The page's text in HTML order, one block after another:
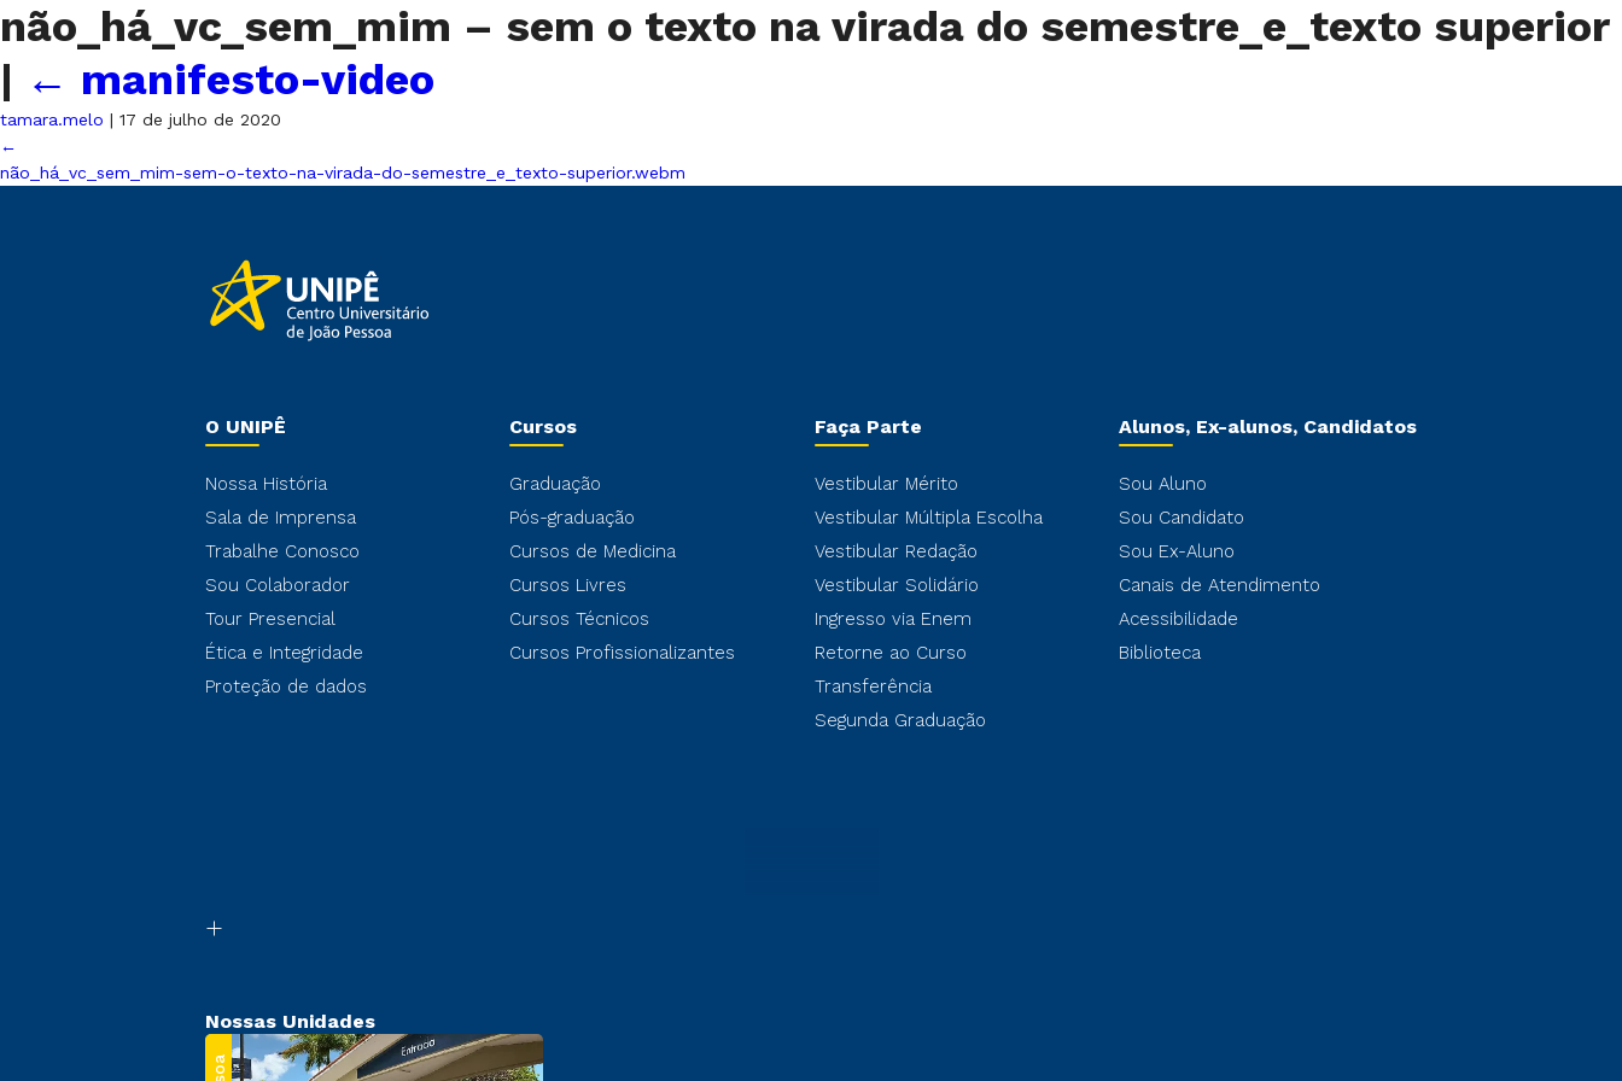
não_há_vc_sem_mim – sem o texto na virada do semestre_e_texto superior
| ← manifesto-video
tamara.melo | 17 de julho de 2020
←
não_há_vc_sem_mim-sem-o-texto-na-virada-do-semestre_e_texto-superior.webm
O UNIPÊ
Nossa História
Sala de Imprensa
Trabalhe Conosco
Sou Colaborador
Tour Presencial
Ética e Integridade
Proteção de dados
Cursos
Graduação
Pós-graduação
Cursos de Medicina
Cursos Livres
Cursos Técnicos
Cursos Profissionalizantes
Faça Parte
Vestibular Mérito
Vestibular Múltipla Escolha
Vestibular Redação
Vestibular Solidário
Ingresso via Enem
Retorne ao Curso
Transferência
Segunda Graduação
Alunos, Ex-alunos, Candidatos
Sou Aluno
Sou Candidato
Sou Ex-Aluno
Canais de Atendimento
Acessibilidade
Biblioteca
Nossas Unidades